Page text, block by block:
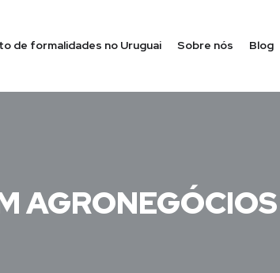
de formalidades no Uruguai Sobre nós Blog